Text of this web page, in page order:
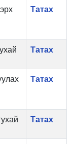
Татах
Татах
Татах
Татах